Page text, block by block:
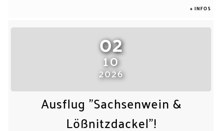
+ INFOS
02
10
2026
Ausflug "Sachsenwein &
Lößnitzdackel"!